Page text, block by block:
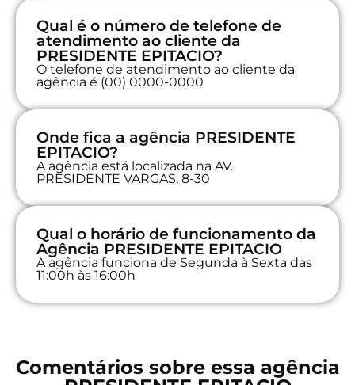
Qual é o número de telefone de
atendimento ao cliente da
PRESIDENTE EPITACIO?
O telefone de atendimento ao cliente da
agência é (00) 0000-0000
Onde fica a agência PRESIDENTE
EPITACIO?
A agência está localizada na AV.
PRESIDENTE VARGAS, 8-30
Qual o horário de funcionamento da
Agência PRESIDENTE EPITACIO
A agência funciona de Segunda à Sexta das
11:00h às 16:00h
Comentários sobre essa agência